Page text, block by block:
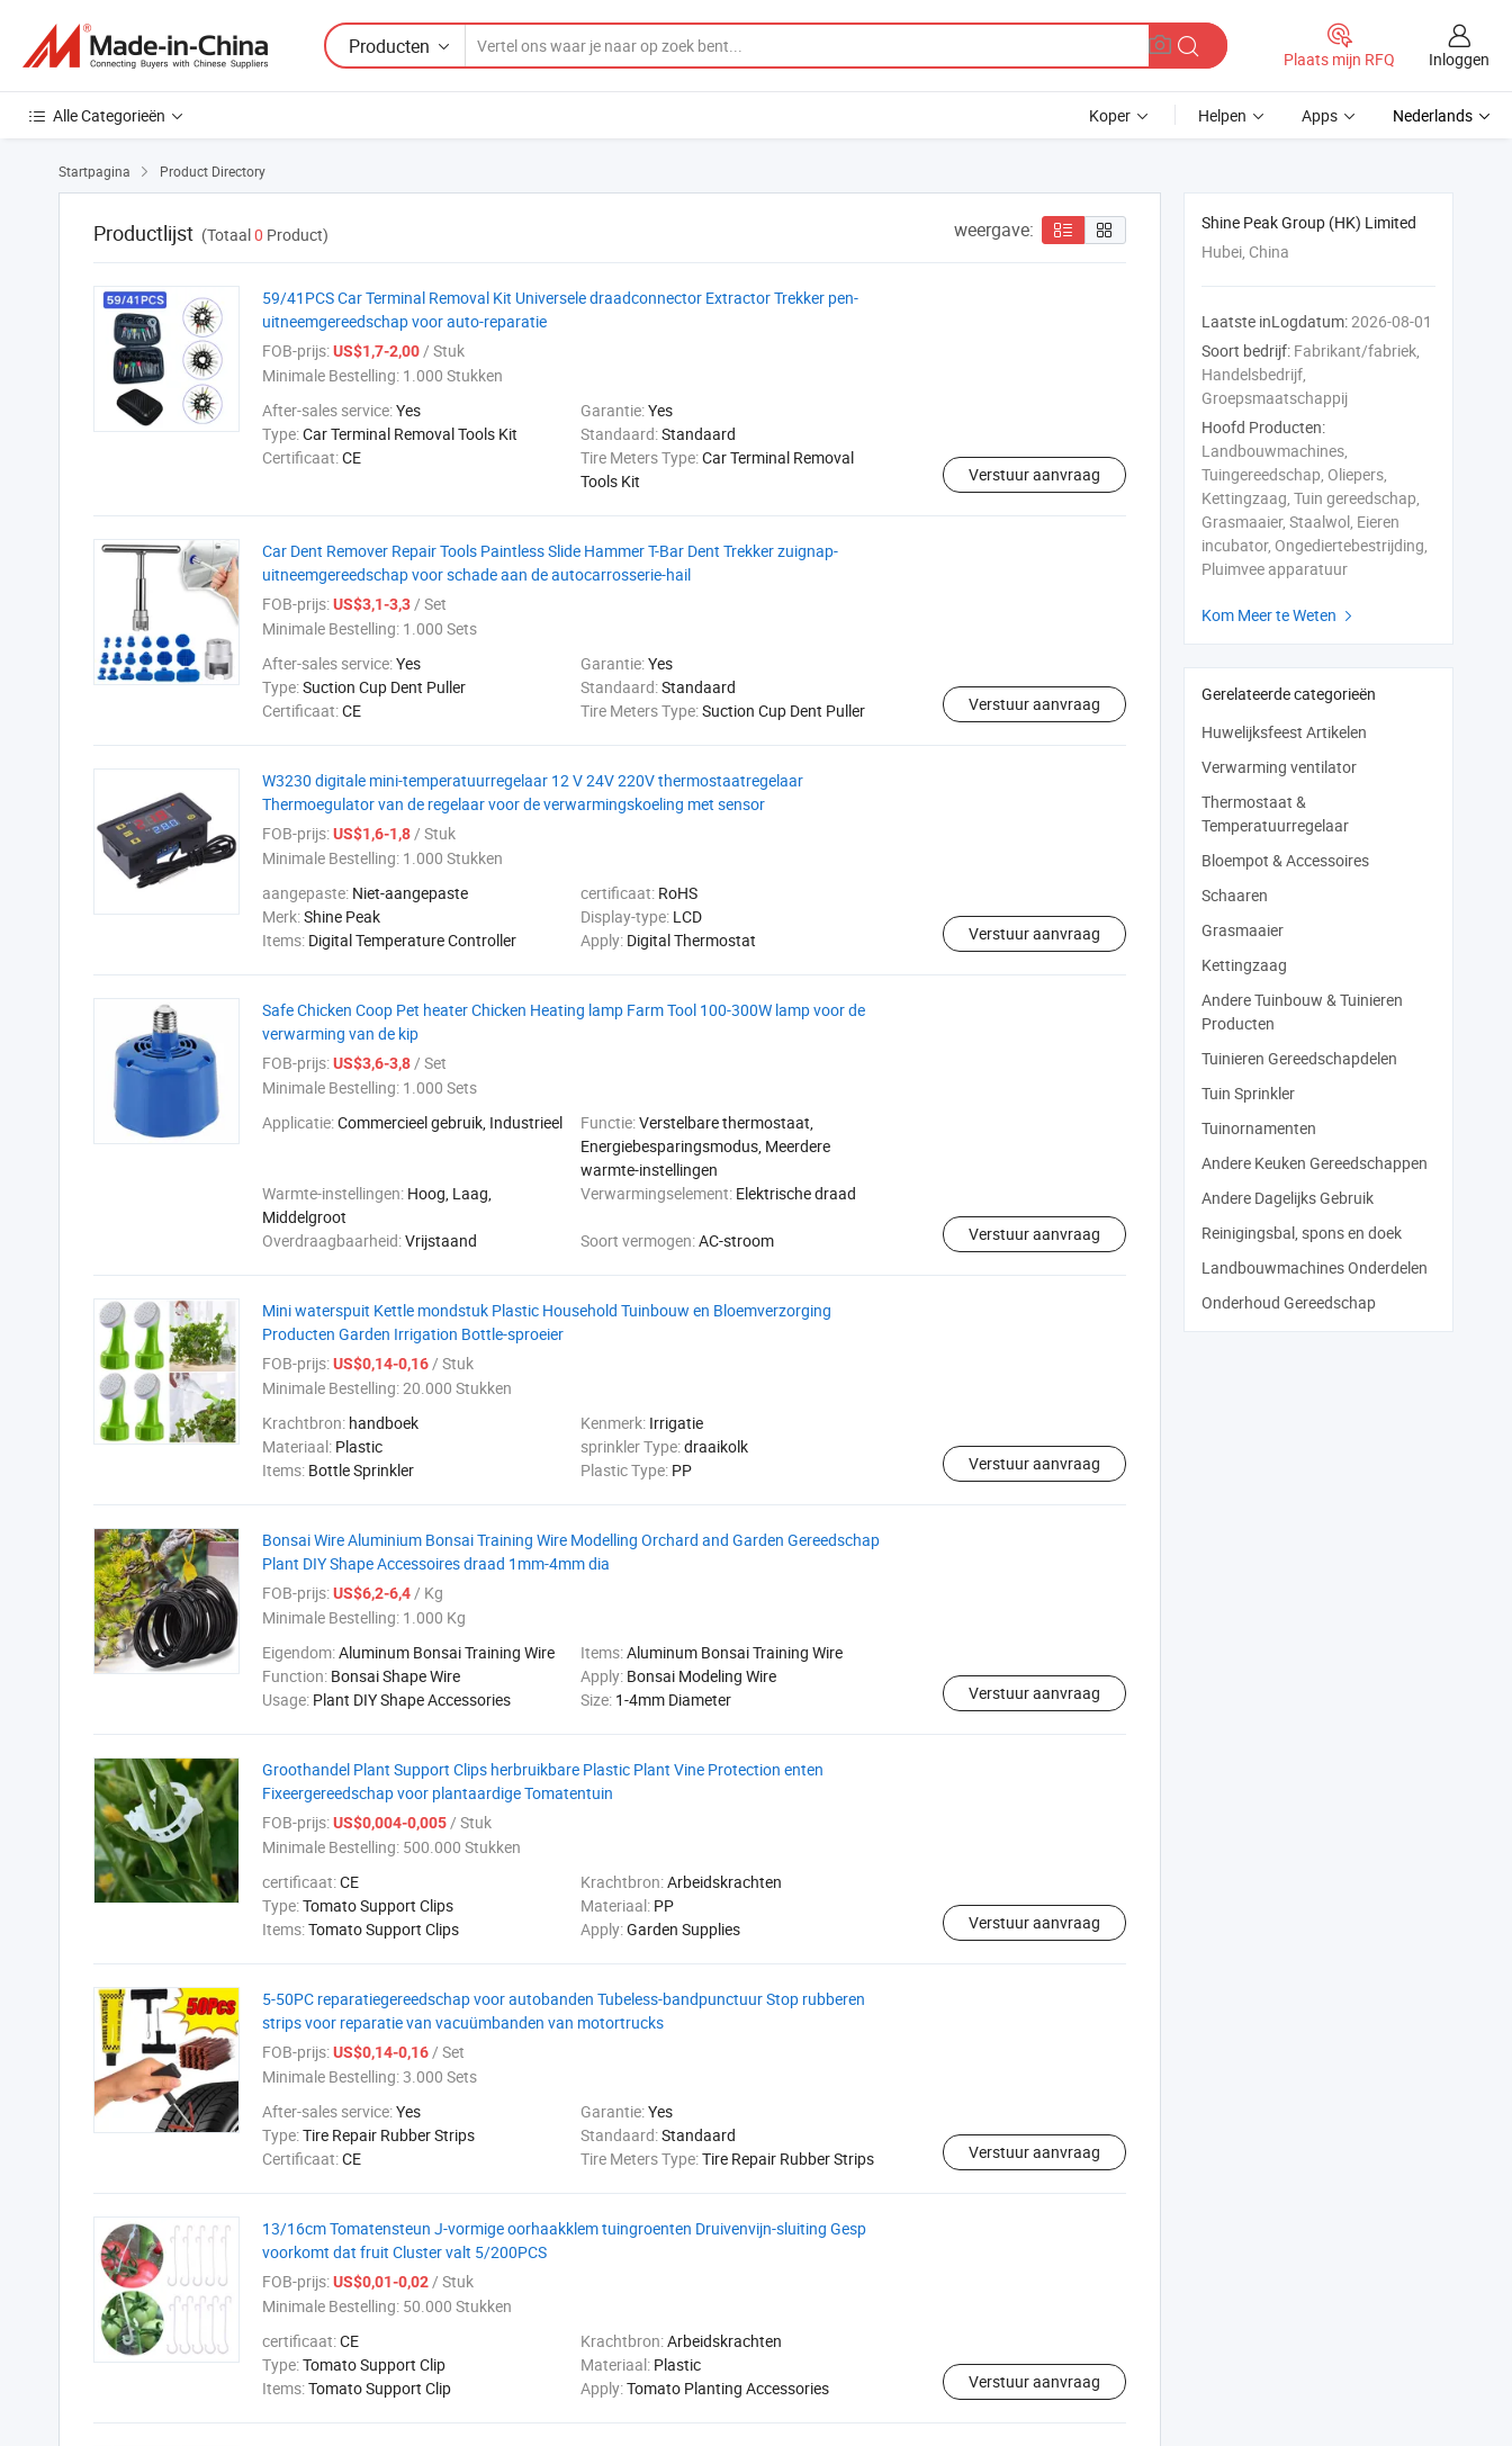
Producten
Plaats mijn RFQ Inloggen
Alle Categorieën Koper Helpen Apps Nederlands
Startpagina  Product Directory
Productlijst (Totaal0 Product) weergave:
59/41PCS Car Terminal Removal Kit Universele draadconnector Extractor Trekker pen-
uitneemgereedschap voor auto-reparatie
FOB-prijs:US$1,7-2,00/ Stuk
Minimale Bestelling: 1.000 Stukken
After-sales service:Yes Garantie:Yes
Type:Car Terminal Removal Tools Kit Standaard:Standaard
Certificaat:CE Tire Meters Type:Car Terminal Removal
Tools Kit
Verstuur aanvraag
Car Dent Remover Repair Tools Paintless Slide Hammer T-Bar Dent Trekker zuignap-
uitneemgereedschap voor schade aan de autocarrosserie-hail
FOB-prijs:US$3,1-3,3/ Set
Minimale Bestelling: 1.000 Sets
After-sales service:Yes Garantie:Yes
Type:Suction Cup Dent Puller Standaard:Standaard
Certificaat:CE Tire Meters Type:Suction Cup Dent Puller Verstuur aanvraag
W3230 digitale mini-temperatuurregelaar 12 V 24V 220V thermostaatregelaar
Thermoegulator van de regelaar voor de verwarmingskoeling met sensor
FOB-prijs:US$1,6-1,8/ Stuk
Minimale Bestelling: 1.000 Stukken
aangepaste: Niet-aangepaste certificaat: RoHS
Merk:Shine Peak Display-type: LCD
Items: Digital Temperature Controller Apply: Digital Thermostat Verstuur aanvraag
Safe Chicken Coop Pet heater Chicken Heating lamp Farm Tool 100-300W lamp voor de
verwarming van de kip
FOB-prijs:US$3,6-3,8/ Set
Minimale Bestelling: 1.000 Sets
Applicatie:Commercieel gebruik, Industrieel Functie:Verstelbare thermostaat,
Energiebesparingsmodus, Meerdere
warmte-instellingen
Warmte-instellingen: Hoog, Laag,
Middelgroot
Verwarmingselement: Elektrische draad
Overdraagbaarheid:Vrijstaand Soort vermogen:AC-stroom Verstuur aanvraag
Mini waterspuit Kettle mondstuk Plastic Household Tuinbouw en Bloemverzorging
Producten Garden Irrigation Bottle-sproeier
FOB-prijs:US$0,14-0,16/ Stuk
Minimale Bestelling:20.000 Stukken
Krachtbron: handboek Kenmerk: Irrigatie
Materiaal: Plastic sprinkler Type:draaikolk
Items: Bottle Sprinkler Plastic Type: PP Verstuur aanvraag
Bonsai Wire Aluminium Bonsai Training Wire Modelling Orchard and Garden Gereedschap
Plant DIY Shape Accessoires draad 1mm-4mm dia
FOB-prijs:US$6,2-6,4/ Kg
Minimale Bestelling: 1.000 Kg
Eigendom:Aluminum Bonsai Training Wire Items:Aluminum Bonsai Training Wire
Function: Bonsai Shape Wire Apply: Bonsai Modeling Wire
Usage: Plant DIY Shape Accessories Size: 1-4mm Diameter Verstuur aanvraag
Groothandel Plant Support Clips herbruikbare Plastic Plant Vine Protection enten
Fixeergereedschap voor plantaardige Tomatentuin
FOB-prijs:US$0,004-0,005/ Stuk
Minimale Bestelling: 500.000 Stukken
certificaat:CE Krachtbron:Arbeidskrachten
Type:Tomato Support Clips Materiaal: PP
Items:Tomato Support Clips Apply:Garden Supplies Verstuur aanvraag
5-50PC reparatiegereedschap voor autobanden Tubeless-bandpunctuur Stop rubberen
strips voor reparatie van vacuümbanden van motortrucks
FOB-prijs:US$0,14-0,16/ Set
Minimale Bestelling:3.000 Sets
After-sales service:Yes Garantie:Yes
Type:Tire Repair Rubber Strips Standaard:Standaard
Certificaat:CE Tire Meters Type:Tire Repair Rubber Strips Verstuur aanvraag
13/16cm Tomatensteun J-vormige oorhaakklem tuingroenten Druivenvijn-sluiting Gesp
voorkomt dat fruit Cluster valt 5/200PCS
FOB-prijs:US$0,01-0,02/ Stuk
Minimale Bestelling: 50.000 Stukken
certificaat:CE Krachtbron:Arbeidskrachten
Type:Tomato Support Clip Materiaal: Plastic
Items:Tomato Support Clip Apply:Tomato Planting Accessories Verstuur aanvraag
Shine Peak Group (HK) Limited
Hubei, China
Laatste inLogdatum:2026-08-01
Soort bedrijf: Fabrikant/fabriek,
Handelsbedrijf,
Groepsmaatschappij
Hoofd Producten:
Landbouwmachines,
Tuingereedschap, Oliepers,
Kettingzaag, Tuin gereedschap,
Grasmaaier, Staalwol, Eieren
incubator, Ongediertebestrijding,
Pluimvee apparatuur
Kom Meer te Weten 
Gerelateerde categorieën
Huwelijksfeest Artikelen
Verwarming ventilator
Thermostaat &
Temperatuurregelaar
Bloempot & Accessoires
Schaaren
Grasmaaier
Kettingzaag
Andere Tuinbouw & Tuinieren
Producten
Tuinieren Gereedschapdelen
Tuin Sprinkler
Tuinornamenten
Andere Keuken Gereedschappen
Andere Dagelijks Gebruik
Reinigingsbal, spons en doek
Landbouwmachines Onderdelen
Onderhoud Gereedschap